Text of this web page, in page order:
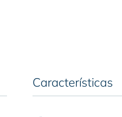
Características